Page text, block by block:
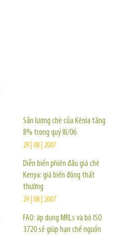
Sản lượng chè của Kênia tăng
8% trong quý III/06
29 | 08 | 2007
Diễn biến phiên đấu giá chè
Kenya: giá biến động thất
thường
29 | 08 | 2007
FAO: áp dụng MRLs và bộ ISO
3720 sẽ giúp hạn chế nguồn